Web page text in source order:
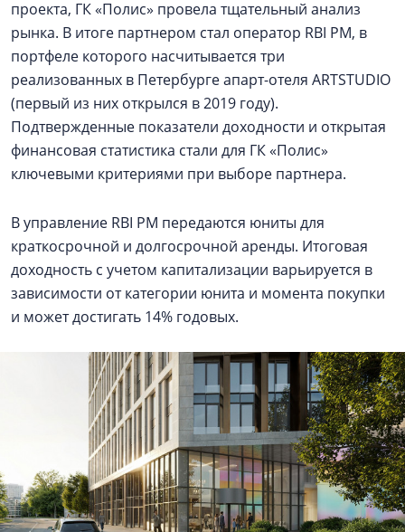
проекта, ГК «Полис» провела тщательный анализ
рынка. В итоге партнером стал оператор RBI PM, в
портфеле которого насчитывается три
реализованных в Петербурге апарт-отеля ARTSTUDIO
(первый из них открылся в 2019 году).
Подтвержденные показатели доходности и открытая
финансовая статистика стали для ГК «Полис»
ключевыми критериями при выборе партнера.
В управление RBI PM передаются юниты для
краткосрочной и долгосрочной аренды. Итоговая
доходность с учетом капитализации варьируется в
зависимости от категории юнита и момента покупки
и может достигать 14% годовых.